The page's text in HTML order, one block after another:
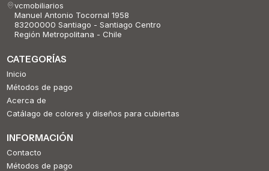
vcmobiliarios
Manuel Antonio Tocornal 1958
83200000 Santiago - Santiago Centro
Región Metropolitana - Chile
CATEGORÍAS
Inicio
Métodos de pago
Acerca de
Catálago de colores y diseños para cubiertas
INFORMACIÓN
Contacto
Métodos de pago